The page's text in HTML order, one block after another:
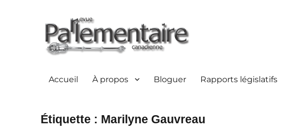
Accueil À propos Bloguer Rapports législatifs
Étiquette : Marilyne Gauvreau